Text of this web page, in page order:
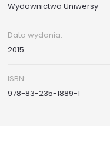
Wydawnictwa Uniwersy
Data wydania:
2015
ISBN:
978-83-235-1889-1